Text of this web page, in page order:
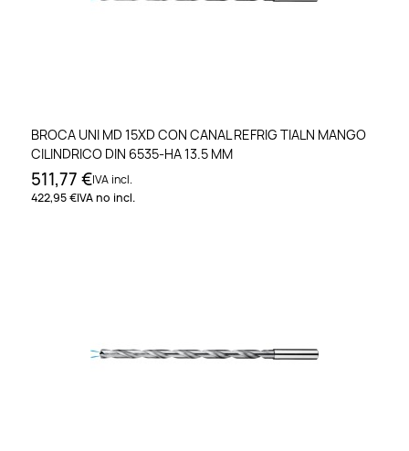
BROCA UNI MD 15XD CON CANAL REFRIG TIALN MANGO
CILINDRICO DIN 6535-HA 13.5 MM
511,77 €IVA incl.
422,95 €IVA no incl.